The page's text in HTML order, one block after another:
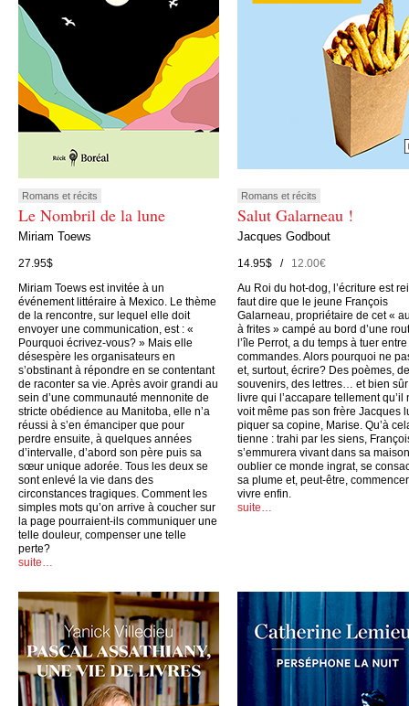
Romans et récits
Le Nombril de la lune
Miriam Toews
27.95$
Miriam Toews est invitée à un
événement littéraire à Mexico. Le thème
de la rencontre, sur lequel elle doit
envoyer une communication, est : «
Pourquoi écrivez-vous? » Mais elle
désespère les organisateurs en
s’obstinant à répondre en se contentant
de raconter sa vie. Après avoir grandi au
sein d’une communauté mennonite de
stricte obédience au Manitoba, elle n’a
réussi à s’en émanciper que pour
perdre ensuite, à quelques années
d’intervalle, d’abord son père puis sa
sœur unique adorée. Tous les deux se
sont enlevé la vie dans des
circonstances tragiques. Comment les
simples mots qu’on arrive à coucher sur
la page pourraient-ils communiquer une
telle douleur, compenser une telle
perte?
suite…
Romans et récits
Salut Galarneau !
Jacques Godbout
14.95$ /12.00€
Au Roi du hot-dog, l’écriture est
faut dire que le jeune François
Galarneau, propriétaire de cet «
à frites » campé au bord d’une
l’île Perrot, a du temps à tuer
commandes. Alors pourquoi ne
et, surtout, écrire? Des poèmes,
souvenirs, des lettres… et bien
livre qui l’accapare tellement qu’il
voit même pas son frère Jacques
piquer sa copine, Marise. Qu’à
tienne : trahi par les siens,
s’emmurera vivant dans sa
oublier ce monde ingrat, se
sa plume et, peut-être,
vivre enfin.
suite…